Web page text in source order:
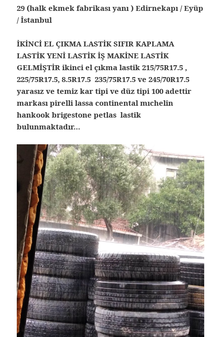
29 (halk ekmek fabrikası yanı ) Edirnekapı / Eyüp
/ İstanbul
İKİNCİ EL ÇIKMA LASTİK SIFIR KAPLAMA
LASTİK YENİ LASTİK İŞ MAKİNE LASTİK
GELMİŞTİR ikinci el çıkma lastik 215/75R17.5 ,
225/75R17.5, 8.5R17.5 235/75R17.5 ve 245/70R17.5
yarasız ve temiz kar tipi ve düz tipi 100 adettir
markası pirelli lassa continental mıchelin
hankook brigestone petlas lastik
bulunmaktadır…